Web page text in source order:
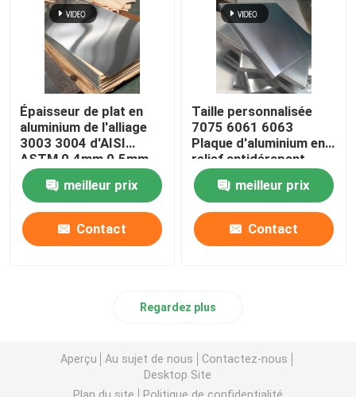
Épaisseur de plat en
aluminium de l'alliage
3003 3004 d'AISI
ASTM 0.4mm 0.5mm
0.6mm
meilleur prix
Contact
Taille personnalisée
7075 6061 6063
Plaque d'aluminium en
relief antidérapant
Plaque d'alliage
métalliquemeilleur prix
Contact
Regardez plus
Aperçu Au sujet de nous
Contactez-nous
Desktop Site
Plan du site
Politique de confidentialité